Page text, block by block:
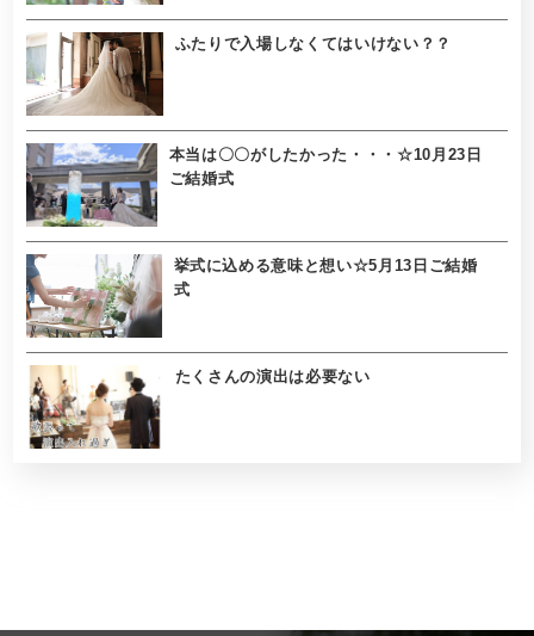
ふたりで入場しなくてはいけない？？
本当は〇〇がしたかった・・・☆10月23日
ご結婚式
挙式に込める意味と想い☆5月13日ご結婚
式
たくさんの演出は必要ない